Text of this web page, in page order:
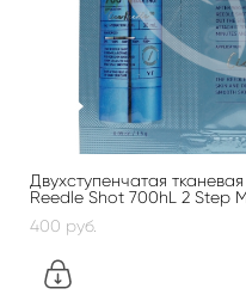
Двухступенчатая
Reedle Shot 700hL 2 Step
400 pуб.